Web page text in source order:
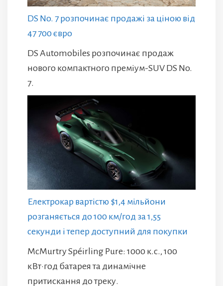
DS No. 7 розпочинає продажі за ціною від
47 700 євро
DS Automobiles розпочинає продаж
нового компактного преміум-SUV DS No.
7.
Електрокар вартістю $1,4 мільйони
розганяється до 100 км/год за 1,55
секунди і тепер доступний для покупки
McMurtry Spéirling Pure: 1000 к.с., 100
кВт·год батарея та динамічне
притискання до треку.